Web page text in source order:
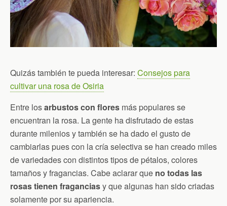
Quizás también te pueda interesar: Consejos para
cultivar una rosa de Osiria
Entre losarbustos con flores más populares se
encuentran la rosa. La gente ha disfrutado de estas
durante milenios y también se ha dado el gusto de
cambiarlas pues con la cría selectiva se han creado miles
de variedades con distintos tipos de pétalos, colores
tamaños y fragancias. Cabe aclarar que no todas las
rosas tienen fraganciasy que algunas han sido criadas
solamente por su apariencia.